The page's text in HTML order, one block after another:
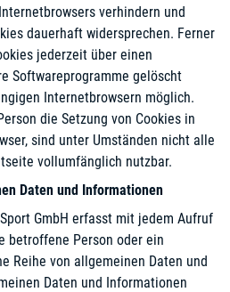
verhindern und
dauerhaft widersprechen. Ferner
jederzeit über einen
Softwareprogramme gelöscht
Internetbrowsern möglich.
die Setzung von Cookies in
sind unter Umständen nicht alle
vollumfänglich nutzbar.
Daten und Informationen
GmbH erfasst mit jedem Aufruf
betroffene Person oder ein
Reihe von allgemeinen Daten und
Daten und Informationen